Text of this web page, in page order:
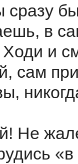
сразу
в
и
сам
Не
«в